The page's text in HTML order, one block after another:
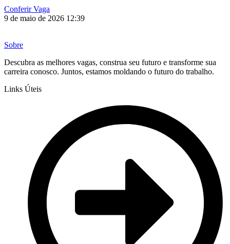
Conferir Vaga
9 de maio de 2026 12:39
Sobre
Descubra as melhores vagas, construa seu futuro e transforme sua
carreira conosco. Juntos, estamos moldando o futuro do trabalho.
Links Úteis